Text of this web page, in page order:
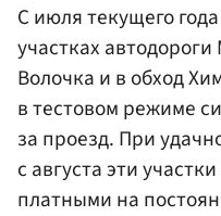
С июля текущего
участках
Волочка и в обход
в тестовом режиме
за проезд. При
с августа эти
платными на